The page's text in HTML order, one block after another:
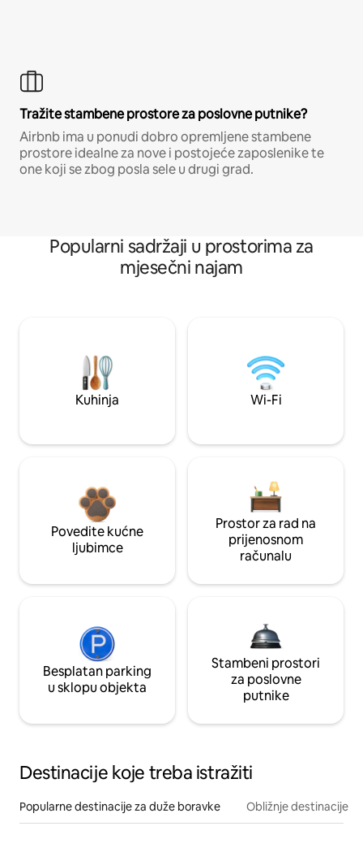
Tražite stambene prostore za poslovne putnike?
Airbnb ima u ponudi dobro opremljene stambene
prostore idealne za nove i postojeće zaposlenike te
one koji se zbog posla sele u drugi grad.
Popularni sadržaji u prostorima za
mjesečni najam
Kuhinja Wi-Fi
Povedite kućne
ljubimce
Prostor za rad na
prijenosnom
računalu
Besplatan parking
u sklopu objekta
Stambeni prostori
za poslovne
putnike
Destinacije koje treba istražiti
Popularne destinacije za duže boravke Obližnje destinacije